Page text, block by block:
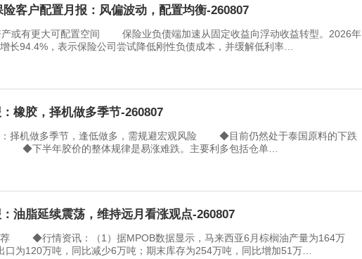
客户配置月报：风偏波动，配置均衡-260807
或有更大可配置空间 保险业负债端加速从固定收益向浮动收益转型。2026年
长94.4%，表示保险公司尝试降低刚性负债成本，并缓解低利率…
橡胶，择机做多季节-260807
机做多季节，逢低做多，需规避宏观风险 ◆目前仍然处于泰国原料的下跌
◆下半年胶价的整体规律是易涨难跌。主要利多包括仓单…
油脂延续震荡，维持远月看涨观点-260807
◆行情资讯：（1）据MPOB数据显示，马来西亚6月棕榈油产量为164万
口为120万吨，同比减少6万吨；期末库存为254万吨，同比增加51万…